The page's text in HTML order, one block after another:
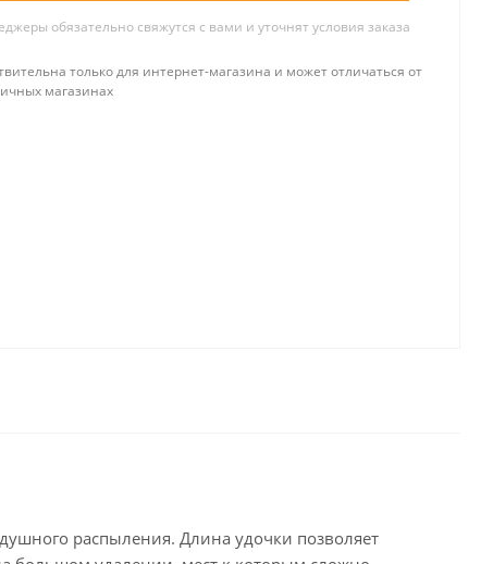
обязательно свяжутся с вами и уточнят условия заказа
только для интернет-магазина и может отличаться от
магазинах
распыления. Длина удочки позволяет